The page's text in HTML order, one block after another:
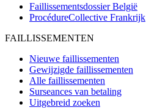
Faillissementsdossier België
ProcédureCollective Frankrijk
FAILLISSEMENTEN
Nieuwe faillissementen
Gewijzigde faillissementen
Alle faillissementen
Surseances van betaling
Uitgebreid zoeken